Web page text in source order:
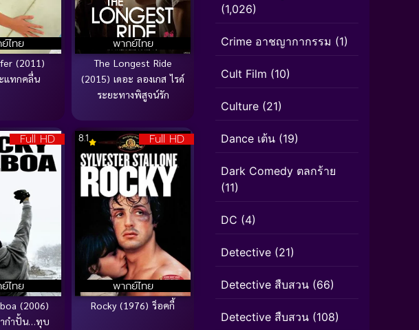
ไทย
(2011)
แทกคลื่น
พากย์ไทย
The Longest Ride
(2015) เดอะ ลองเกส ไรด์
ระยะทางพิสูจน์รัก
Full HD
ไทย
(2006)
กำปั้น…ทุบ
Full HD
พากย์ไทย
8.1
Rocky (1976) ร็อคกี้
(1,026)
Crime อาชญากากรรม (1)
Cult Film (10)
Culture (21)
Dance เต้น (19)
Dark Comedy ตลกร้าย
(11)
DC (4)
Detective (21)
Detective สืบสวน (66)
Detective สืบสวน (108)